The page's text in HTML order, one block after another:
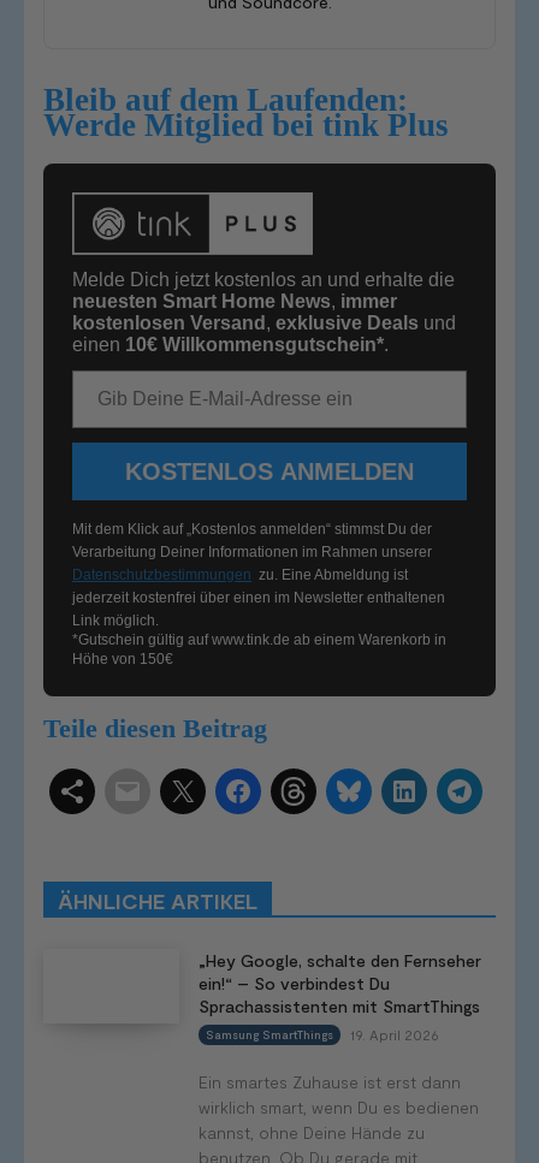
Bleib auf dem Laufenden:
Werde Mitglied bei tink Plus
Melde Dich jetzt kostenlos an und erhalte die
neuesten Smart Home News, immer
kostenlosen Versand , exklusive Deals und
einen 10€ Willkommensgutschein*.
KOSTENLOS ANMELDEN
Mit dem Klick auf „Kostenlos anmelden“ stimmst Du der
Verarbeitung Deiner Informationen im Rahmen unserer
Datenschutzbestimmungen zu. Eine Abmeldung ist
jederzeit kostenfrei über einen im Newsletter enthaltenen
Link möglich.
*Gutschein gültig aufwww.tink.de ab einem Warenkorb in
Höhe von 150€
Teile diesen Beitrag
ÄHNLICHE ARTIKEL
„Hey Google, schalte den Fernseher
ein!“ – So verbindest Du
Sprachassistenten mit SmartThings
Samsung SmartThings 19. April 2026
Ein smartes Zuhause ist erst dann
wirklich smart, wenn Du es bedienen
kannst, ohne Deine Hände zu
benutzen. Ob Du gerade mit